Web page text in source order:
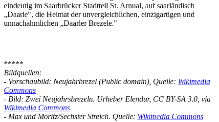
eindeutig im Saarbrücker Stadtteil St. Arnual, auf saarländisch
„Daarle", die Heimat der unvergleichlichen, einzigartigen und
unnachahmlichen „Daarler Brezele."
*****
Bildquellen:
- Vorschaubild: Neujahrbrezel (Public domain), Quelle: Wikimedia
Commons
- Bild: Zwei Neujahrsbrezeln. Urheber Elendur, CC BY-SA 3.0, via
Wikimedia Commons
- Max und Moritz/Sechster Streich. Quelle: Wikimedia Commons